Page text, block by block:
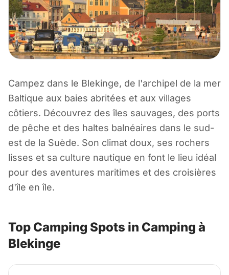
CAMPING EN SUÈDE
Camping à
Blekinge
Suède
Campez dans le Blekinge, de l'archipel de la mer
Baltique aux baies abritées et aux villages
côtiers. Découvrez des îles sauvages, des ports
de pêche et des haltes balnéaires dans le sud-
est de la Suède. Son climat doux, ses rochers
lisses et sa culture nautique en font le lieu idéal
pour des aventures maritimes et des croisières
d'île en île.
Top Camping Spots in Camping à
Blekinge